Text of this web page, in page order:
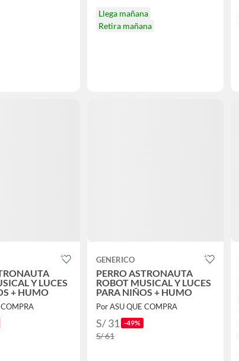
Llega mañana
Retira mañana
Y LUCES
+ HUMO
GENERICO
PERRO ASTRONAUTA
ROBOT MUSICAL Y LUCES
PARA NIÑOS + HUMO
Por ASU QUE COMPRA
S/ 31 -49%
S/ 61